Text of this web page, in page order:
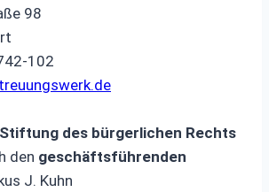
98
102
des bürgerlichen Rechts
den geschäftsführenden
J. Kuhn